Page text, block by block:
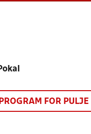
FOR PULJE